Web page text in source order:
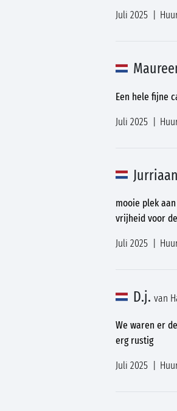
Juli 2025
Een hele fijne
Juli 2025
Jurriaan
mooie plek
vrijheid voor
Juli 2025
D.j. van
We waren er
erg rustig
Juli 2025